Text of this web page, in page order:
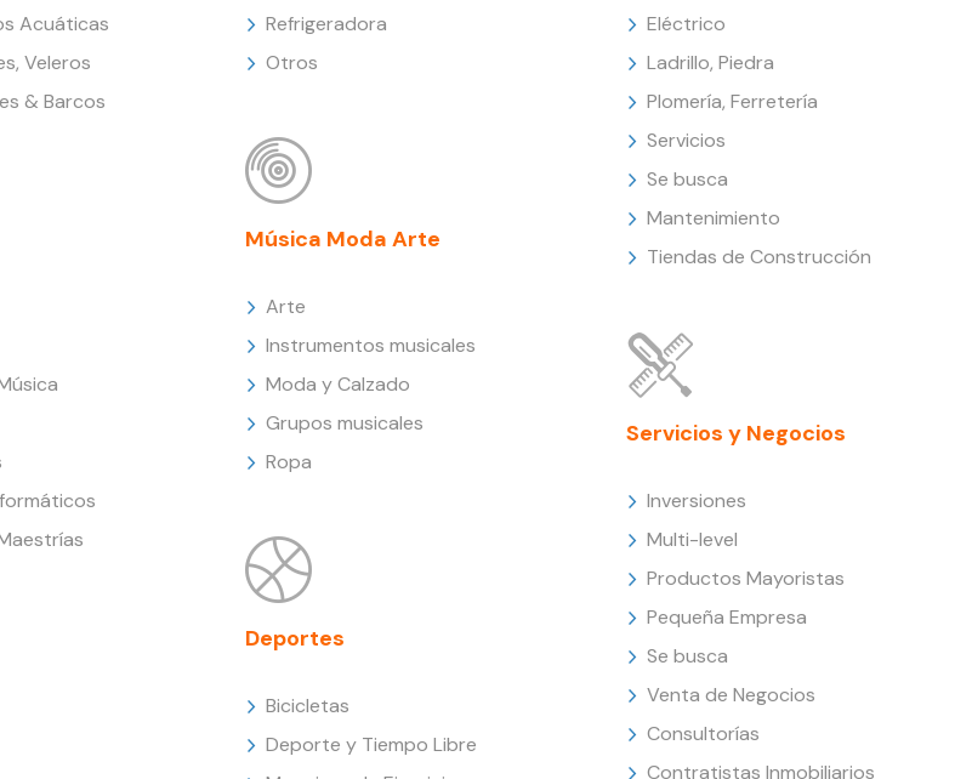
Acuáticas
Veleros
& Barcos
Refrigeradora
Otros
Música Moda Arte
Arte
Instrumentos musicales
Moda y Calzado
Grupos musicales
Ropa
Deportes
Bicicletas
Deporte y Tiempo Libre
Eléctrico
Ladrillo, Piedra
Plomería, Ferretería
Servicios
Se busca
Mantenimiento
Tiendas de Construcción
Servicios y Negocios
Inversiones
Multi-level
Productos Mayoristas
Pequeña Empresa
Se busca
Venta de Negocios
Consultorías
Contratistas Inmobiliarios